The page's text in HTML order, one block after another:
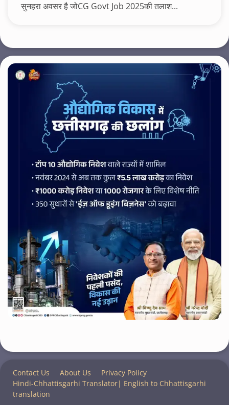
सुनहरा अवसर है जोCG Govt Job 2025की तलाश...
Contact Us About Us
Privacy Policy
Hindi-Chhattisgarhi Translator| English to Chhattisgarhi
translation